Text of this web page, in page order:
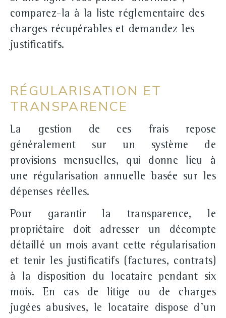
comparez-la à la liste réglementaire des
charges récupérables et demandez les
justificatifs.
RÉGULARISATION ET
TRANSPARENCE
La gestion de ces frais repose
généralement sur un système de
provisions mensuelles, qui donne lieu à
une régularisation annuelle basée sur les
dépenses réelles.
Pour garantir la transparence, le
propriétaire doit adresser un décompte
détaillé un mois avant cette régularisation
et tenir les justificatifs (factures, contrats)
à la disposition du locataire pendant six
mois. En cas de litige ou de charges
jugées abusives, le locataire dispose d'un